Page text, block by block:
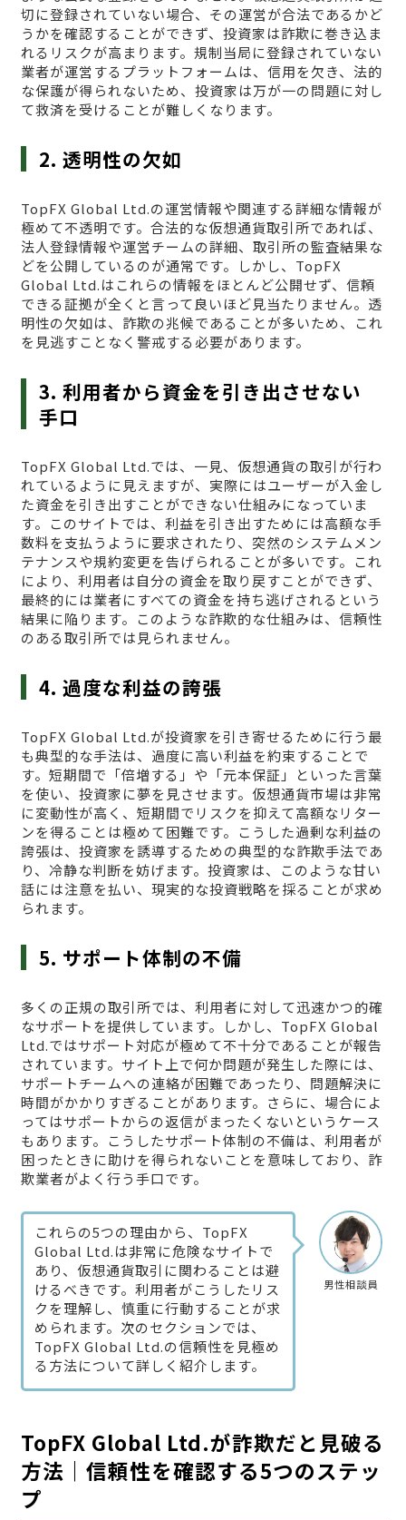
切に登録されていない場合、その運営が合法であるかど
うかを確認することができず、投資家は詐欺に巻き込ま
れるリスクが高まります。規制当局に登録されていない
業者が運営するプラットフォームは、信用を欠き、法的
な保護が得られないため、投資家は万が一の問題に対し
て救済を受けることが難しくなります。
2. 透明性の欠如
TopFX Global Ltd.の運営情報や関連する詳細な情報が
極めて不透明です。合法的な仮想通貨取引所であれば、
法人登録情報や運営チームの詳細、取引所の監査結果な
どを公開しているのが通常です。しかし、TopFX
Global Ltd.はこれらの情報をほとんど公開せず、信頼
できる証拠が全くと言って良いほど見当たりません。透
明性の欠如は、詐欺の兆候であることが多いため、これ
を見逃すことなく警戒する必要があります。
3. 利用者から資金を引き出させない
手口
TopFX Global Ltd.では、一見、仮想通貨の取引が行わ
れているように見えますが、実際にはユーザーが入金し
た資金を引き出すことができない仕組みになっていま
す。このサイトでは、利益を引き出すためには高額な手
数料を支払うように要求されたり、突然のシステムメン
テナンスや規約変更を告げられることが多いです。これ
により、利用者は自分の資金を取り戻すことができず、
最終的には業者にすべての資金を持ち逃げされるという
結果に陥ります。このような詐欺的な仕組みは、信頼性
のある取引所では見られません。
4. 過度な利益の誇張
TopFX Global Ltd.が投資家を引き寄せるために行う最
も典型的な手法は、過度に高い利益を約束することで
す。短期間で「倍増する」や「元本保証」といった言葉
を使い、投資家に夢を見させます。仮想通貨市場は非常
に変動性が高く、短期間でリスクを抑えて高額なリター
ンを得ることは極めて困難です。こうした過剰な利益の
誇張は、投資家を誘導するための典型的な詐欺手法であ
り、冷静な判断を妨げます。投資家は、このような甘い
話には注意を払い、現実的な投資戦略を採ることが求め
られます。
5. サポート体制の不備
多くの正規の取引所では、利用者に対して迅速かつ的確
なサポートを提供しています。しかし、TopFX Global
Ltd.ではサポート対応が極めて不十分であることが報告
されています。サイト上で何か問題が発生した際には、
サポートチームへの連絡が困難であったり、問題解決に
時間がかかりすぎることがあります。さらに、場合によ
ってはサポートからの返信がまったくないというケース
もあります。こうしたサポート体制の不備は、利用者が
困ったときに助けを得られないことを意味しており、詐
欺業者がよく行う手口です。
男性相談員
これらの5つの理由から、TopFX
Global Ltd.は非常に危険なサイトで
あり、仮想通貨取引に関わることは避
けるべきです。利用者がこうしたリス
クを理解し、慎重に行動することが求
められます。次のセクションでは、
TopFX Global Ltd.の信頼性を見極め
る方法について詳しく紹介します。
TopFX Global Ltd.が詐欺だと見破る
方法｜信頼性を確認する5つのステッ
プ